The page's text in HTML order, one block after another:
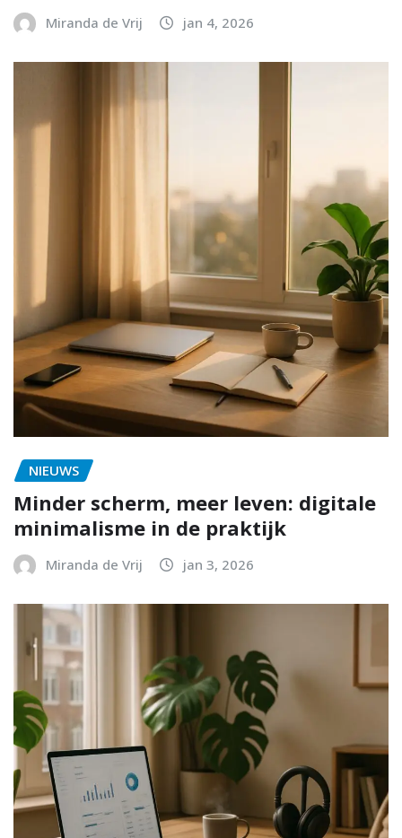
Miranda de Vrij jan 4, 2026
NIEUWS
Minder scherm, meer leven: digitale
minimalisme in de praktijk
Miranda de Vrij jan 3, 2026